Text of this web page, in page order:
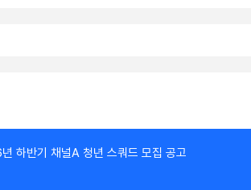
하반기 채널A 청년 스쿼드 모집 공고